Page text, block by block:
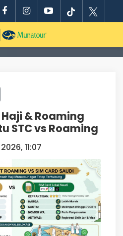
& Roaming
STC vs Roaming
11:07